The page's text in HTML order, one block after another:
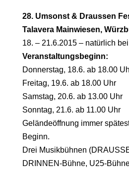
28. Umsonst & Draussen
Talavera Mainwiesen,
18. – 21.6.2015 – natürlich
Veranstaltungsbeginn:
Donnerstag, 18.6. ab 18.00
Freitag, 19.6. ab 18.00 Uhr
Samstag, 20.6. ab 13.00 Uhr
Sonntag, 21.6. ab 11.00 Uhr
Geländeöffnung immer
Beginn.
Drei Musikbühnen
DRINNEN-Bühne, U25-